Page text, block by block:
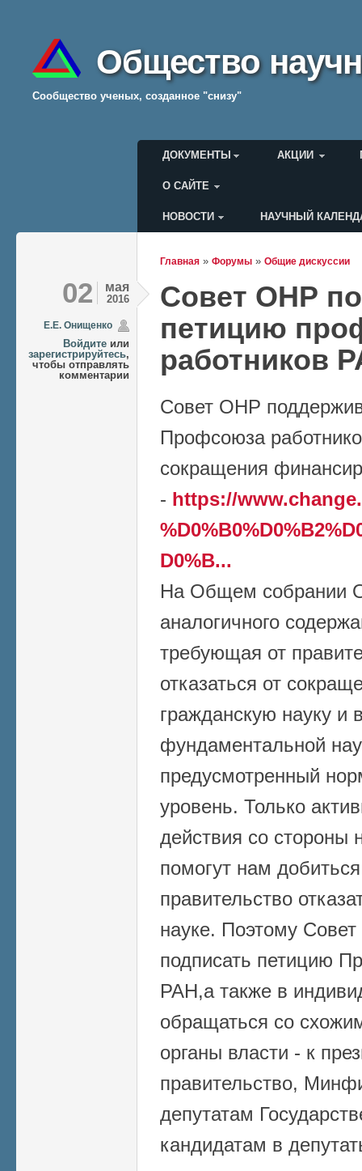
Общество
Cообщество ученых, созданное "снизу"
Главное меню
ДОКУМЕНТЫ АКЦИИ
О САЙТЕ
Меню пользователя
НОВОСТИ НАУЧНЫЙ
Главная » Форумы » Общие дискуссии
02 мая
2016
Е.Е. Онищенко
Войдите или
зарегистрируйтесь,
чтобы отправлять
комментарии
Совет ОНР
петицию
работников
Совет ОНР
Профсоюза
сокращения
- https://
D0%B...
На Общем собрании
аналогичного
требующая от
отказаться от
гражданскую науку и
фундаментальной
предусмотренный
уровень. Только
действия со стороны
помогут нам
правительство
науке. Поэтому
подписать петицию
РАН,а также в
обращаться со
органы власти - к
правительство,
депутатам
кандидатам в